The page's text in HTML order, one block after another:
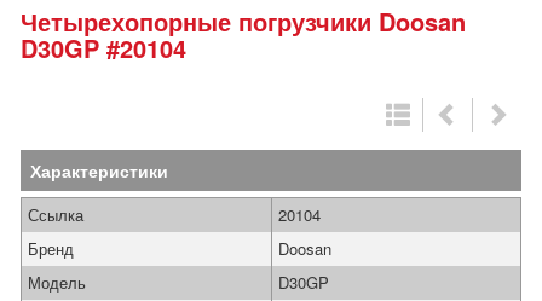
Четырехопорные погрузчики Doosan
D30GP #20104
Характеристики
Ссылка
20104
Бренд
Doosan
Модель
D30GP